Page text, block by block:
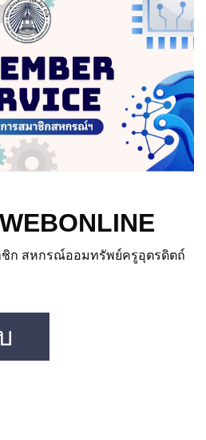
ก สหกรณ์ออมทรัพย์ครูอุตรดิตถ์